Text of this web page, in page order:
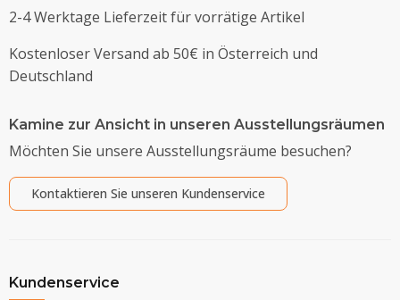
2-4 Werktage Lieferzeit für vorrätige Artikel
Kostenloser Versand ab 50€ in Österreich und
Deutschland
Kamine zur Ansicht in unseren Ausstellungsräumen
Möchten Sie unsere Ausstellungsräume besuchen?
Kontaktieren Sie unseren Kundenservice
Kundenservice